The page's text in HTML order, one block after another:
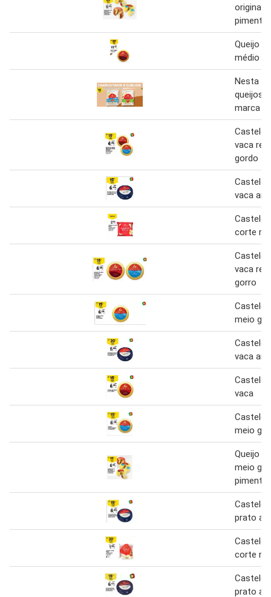
original/
Queijo
médio
Nesta
queijos
marca
vaca
gordo
vaca
corte
vaca
gorro
meio
vaca
vaca
meio
Queijo
meio
prato
corte
prato